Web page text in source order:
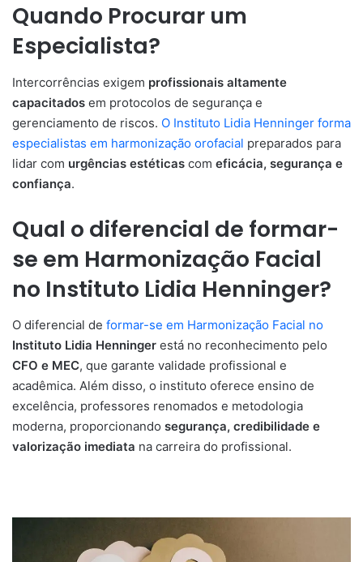
Quando Procurar um
Especialista?
Intercorrências exigem profissionais altamente
capacitados em protocolos de segurança e
gerenciamento de riscos. O Instituto Lidia Henninger forma
especialistas em harmonização orofacial preparados para
lidar com urgências estéticas com eficácia, segurança e
confiança.
Qual o diferencial de formar-
se em Harmonização Facial
no Instituto Lidia Henninger?
O diferencial de formar-se em Harmonização Facial no
Instituto Lidia Henninger está no reconhecimento pelo
CFO e MEC, que garante validade profissional e
acadêmica. Além disso, o instituto oferece ensino de
excelência, professores renomados e metodologia
moderna, proporcionando segurança, credibilidade e
valorização imediata na carreira do profissional.